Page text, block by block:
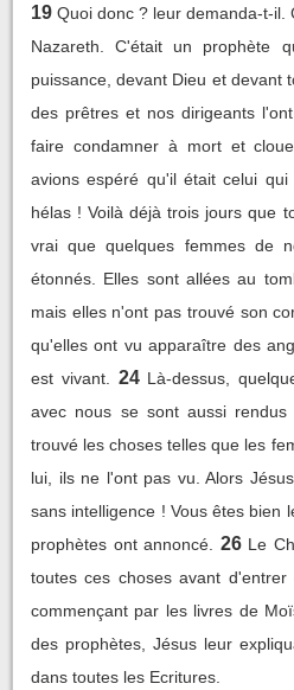
19 Quoi donc ? leur demanda-t-il.
Nazareth. C'était un prophète
puissance, devant Dieu et devant
des prêtres et nos dirigeants
faire condamner à mort et
avions espéré qu'il était celui
hélas ! Voilà déjà trois jours que
vrai que quelques femmes de
étonnés. Elles sont allées au
mais elles n'ont pas trouvé son
qu'elles ont vu apparaître des
est vivant.
24 Là-dessus,
avec nous se sont aussi
trouvé les choses telles que les
lui, ils ne l'ont pas vu. Alors
sans intelligence ! Vous êtes bien
prophètes ont annoncé.
26 Le
toutes ces choses avant
commençant par les livres de
des prophètes, Jésus leur
dans toutes les Ecritures.